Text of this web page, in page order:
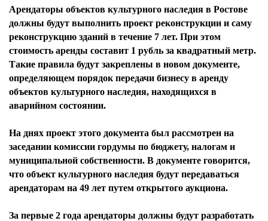
Арендаторы объектов культурного наследия в Ростове
должны будут выполнить проект реконструкции и саму
реконструкцию зданий в течение 7 лет. При этом
стоимость аренды составит 1 рубль за квадратный метр.
Такие правила будут закреплены в новом документе,
определяющем порядок передачи бизнесу в аренду
объектов культурного наследия, находящихся в
аварийном состоянии.
На днях проект этого документа был рассмотрен на
заседании комиссии гордумы по бюджету, налогам и
муниципальной собственности. В документе говорится,
что объект культурного наследия будут передаваться
арендаторам на 49 лет путем открытого аукциона.
За первые 2 года арендаторы должны будут разработать